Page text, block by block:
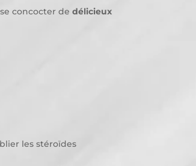
concocter dedélicieux
les stéroïdes